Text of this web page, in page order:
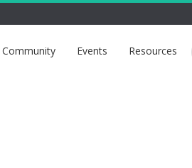
Community Events Resources